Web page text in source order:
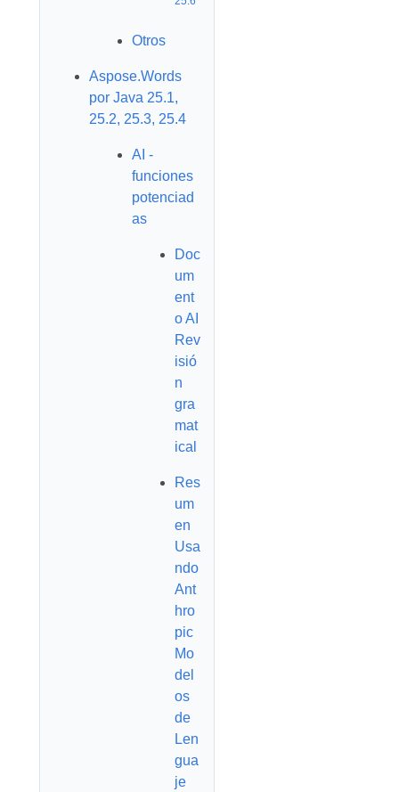
Otros
Aspose.Words
por Java 25.1,
25.2, 25.3, 25.4
AI -
funciones
potenciad
as
Doc
um
ent
o AI
Rev
isió
n
gra
mat
ical
Res
um
en
Usa
ndo
Ant
hro
pic
Mo
del
os
de
Len
gua
je